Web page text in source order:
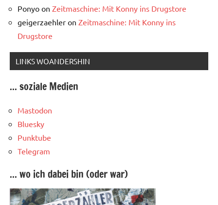
Ponyo on Zeitmaschine: Mit Konny ins Drugstore
geigerzaehler on Zeitmaschine: Mit Konny ins
Drugstore
LINKS WOANDERSHIN
... soziale Medien
Mastodon
Bluesky
Punktube
Telegram
... wo ich dabei bin (oder war)